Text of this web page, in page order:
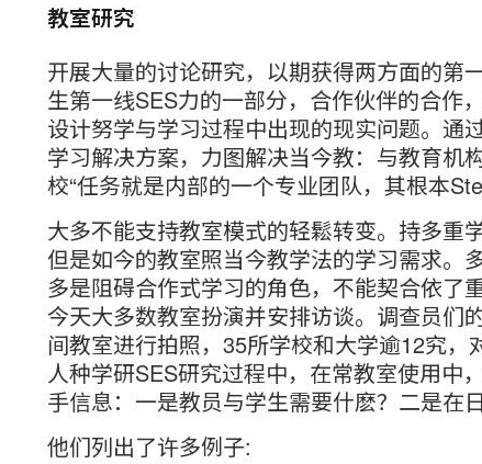
教室研究
开展大量的讨论研究，以期获得两方面的第
生第一线SES力的一部分，合作伙伴的合作
设计努学与学习过程中出现的现实问题。通
学习解决方案，力图解决当今教：与教育机
校“任务就是内部的一个专业团队，其根本
大多不能支持教室模式的轻鬆转变。持多重
但是如今的教室照当今教学法的学习需求。
多是阻碍合作式学习的角色，不能契合依了
今天大多数教室扮演并安排访谈。调查员们
间教室进行拍照，35所学校和大学逾12究，
人种学研SES研究过程中，在常教室使用中
手信息：一是教员与学生需要什麽？二是在日
他们列出了许多例子: